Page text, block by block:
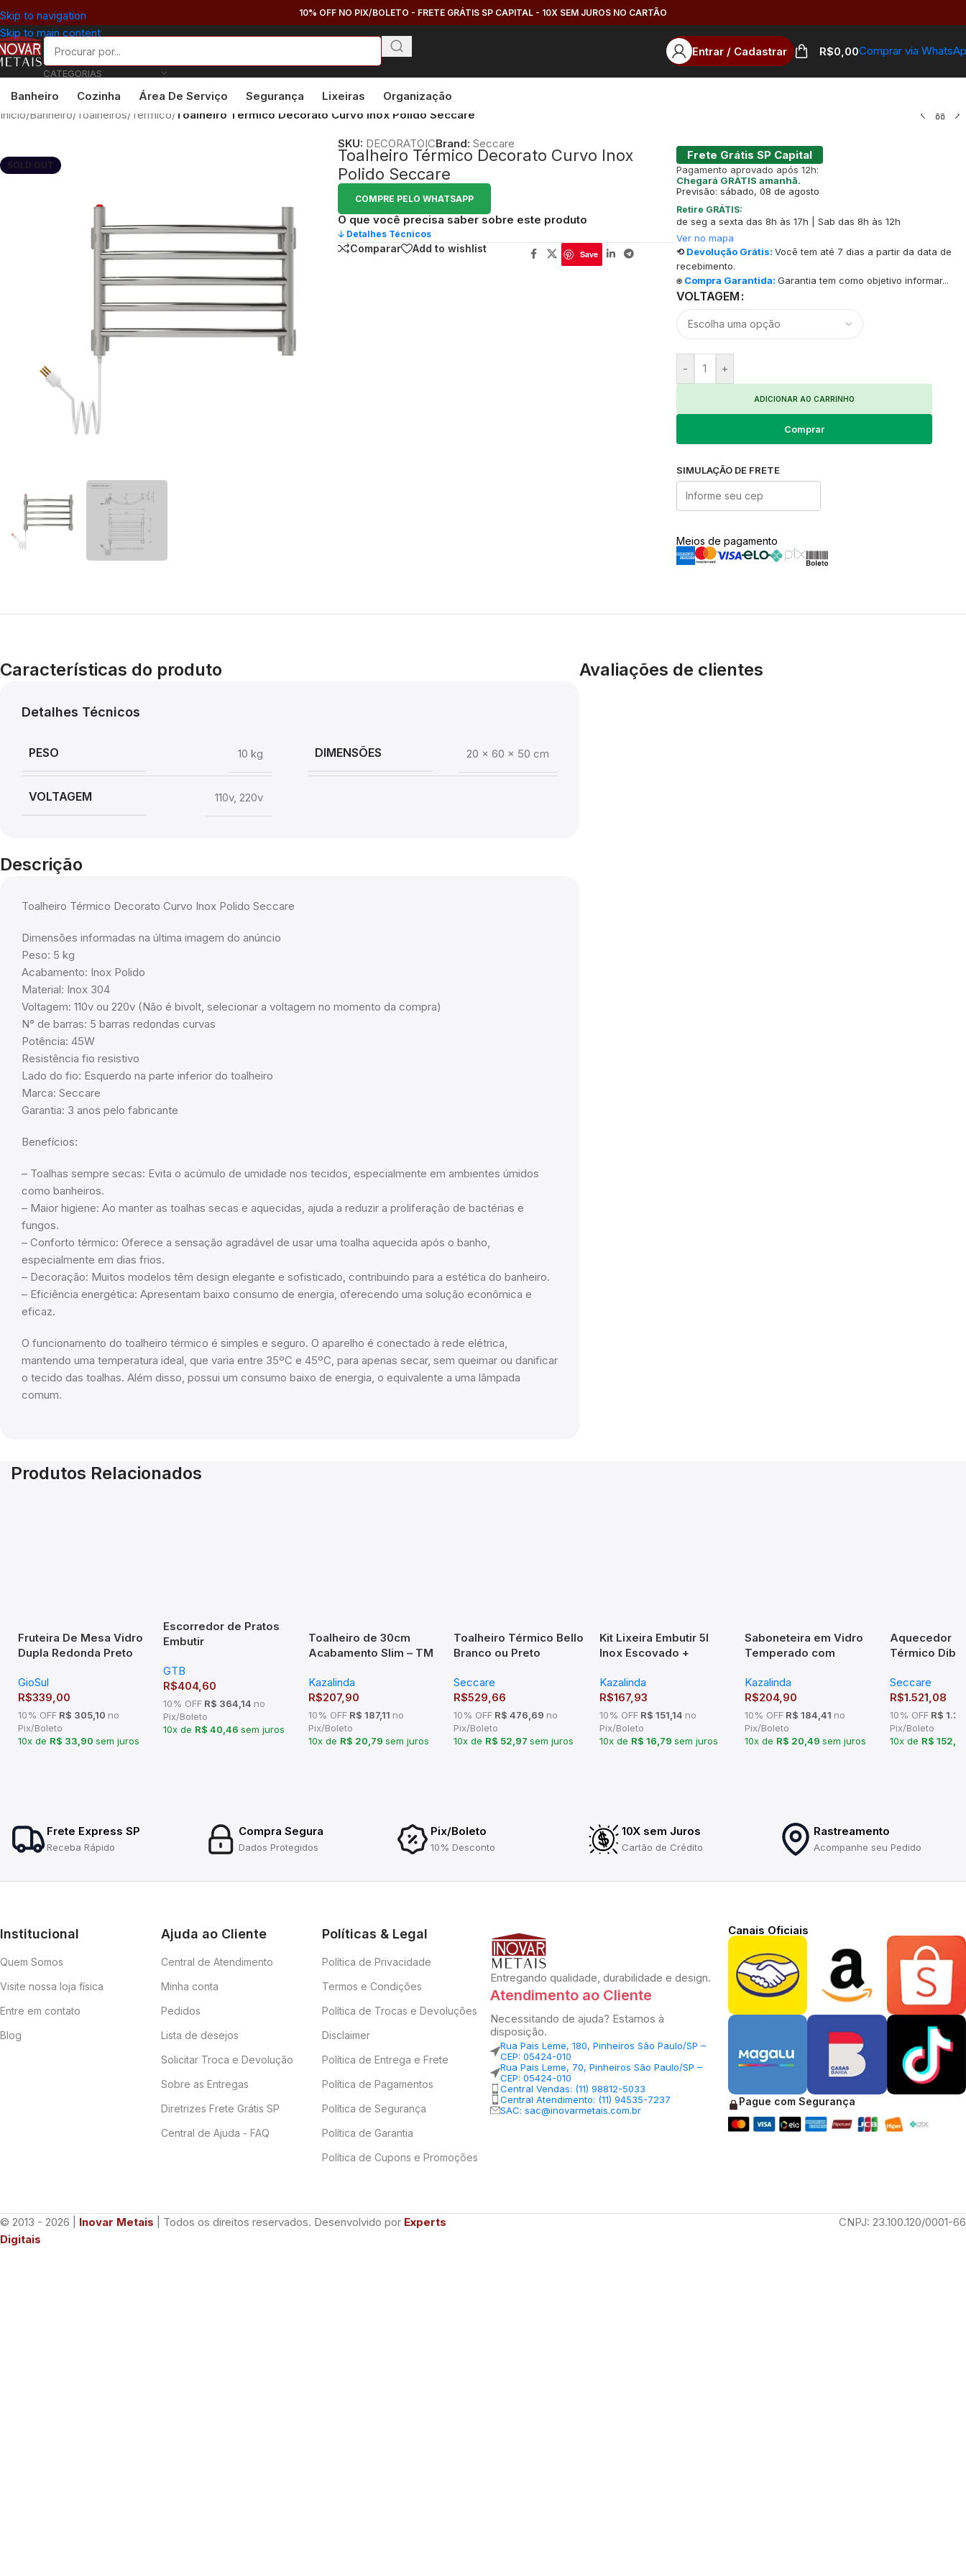
Skip to navigation
Skip to main content
10% OFF NO PIX/BOLETO - FRETE GRÁTIS SP CAPITAL - 10X SEM JUROS NO CARTÃO
CATEGORIAS
Entrar / Cadastrar R$0,00Comprar via
Banheiro Cozinha Área De Serviço Segurança Lixeiras
Organização
Início/Banheiro/ Toalheiros/ Térmico/ Toalheiro Térmico Decorato Curvo Inox Polido Seccare
SOLD OUT
SKU: DECORATOICBrand:Seccare
Toalheiro Térmico Decorato Curvo Inox
Polido Seccare
COMPRE PELO WHATSAPP
O que você precisa saber sobre este produto
🡣 Detalhes Técnicos
Comparar Add to wishlist Save
Frete Grátis SP Capital
Pagamento aprovado após 12h:
Chegará GRÁTIS amanhã.
Previsão: sábado, 08 de agosto
Retire GRÁTIS:
de seg a sexta das 8h às 17h | Sab das 8h às 12h
Ver no mapa
⟲ Devolução Grátis: Você tem até 7 dias a partir da data de
recebimento.
⍟ Compra Garantida: Garantia tem como objetivo informar...
VOLTAGEM
- +
ADICIONAR AO CARRINHO
Comprar
SIMULAÇÃO DE FRETE
Meios de pagamento
Características do produto
Detalhes Técnicos
PESO 10 kg DIMENSÕES 20 × 60 × 50 cm
VOLTAGEM 110v, 220v
Descrição
Toalheiro Térmico Decorato Curvo Inox Polido Seccare
Dimensões informadas na última imagem do anúncio
Peso: 5 kg
Acabamento: Inox Polido
Material: Inox 304
Voltagem: 110v ou 220v (Não é bivolt, selecionar a voltagem no momento da compra)
N° de barras: 5 barras redondas curvas
Potência: 45W
Resistência fio resistivo
Lado do fio: Esquerdo na parte inferior do toalheiro
Marca: Seccare
Garantia: 3 anos pelo fabricante
Benefícios:
– Toalhas sempre secas: Evita o acúmulo de umidade nos tecidos, especialmente em ambientes úmidos
como banheiros.
– Maior higiene: Ao manter as toalhas secas e aquecidas, ajuda a reduzir a proliferação de bactérias e
fungos.
– Conforto térmico: Oferece a sensação agradável de usar uma toalha aquecida após o banho,
especialmente em dias frios.
– Decoração: Muitos modelos têm design elegante e sofisticado, contribuindo para a estética do banheiro.
– Eficiência energética: Apresentam baixo consumo de energia, oferecendo uma solução econômica e
eficaz.
O funcionamento do toalheiro térmico é simples e seguro. O aparelho é conectado à rede elétrica,
mantendo uma temperatura ideal, que varia entre 35ºC e 45ºC, para apenas secar, sem queimar ou danificar
o tecido das toalhas. Além disso, possui um consumo baixo de energia, o equivalente a uma lâmpada
comum.
Avaliações de clientes
Produtos Relacionados
Fruteira De Mesa Vidro
Dupla Redonda Preto
GioSul
R$339,00
10% OFF R$ 305,10 no
Pix/Boleto
10x de R$ 33,90 sem juros
Escorredor de Pratos
Embutir
600mm Inox
GTB
R$404,60
10% OFF R$ 364,14 no
Pix/Boleto
10x de R$ 40,46sem juros
Toalheiro de 30cm
Acabamento Slim – TM
Kazalinda
R$207,90
10% OFF R$ 187,11 no
Pix/Boleto
10x de R$ 20,79sem juros
Toalheiro Térmico Bello
Branco ou Preto
Seccare
R$529,66
10% OFF R$ 476,69 no
Pix/Boleto
10x de R$ 52,97sem juros
Kit Lixeira Embutir 5l
Inox Escovado +
Kazalinda
R$167,93
10% OFFR$ 151,14 no
Pix/Boleto
10x de R$ 16,79 sem juros
Saboneteira em Vidro
Temperado com
em Latão – TM 176801
Kazalinda
R$204,90
10% OFFR$ 184,41 no
Pix/Boleto
10x de R$ 20,49 sem juros
Aquecedor
Térmico
Seccare
R$1.521,08
10% OFFR$
Pix/Boleto
10x de R$ 152,11
Frete Express SP
Receba Rápido
Compra Segura
Dados Protegidos
Pix/Boleto
10% Desconto
10X sem Juros
Cartão de Crédito
Rastreamento
Acompanhe seu Pedido
Institucional
Quem Somos
Visite nossa loja física
Entre em contato
Blog
Ajuda ao Cliente
Central de Atendimento
Minha conta
Pedidos
Lista de desejos
Solicitar Troca e Devolução
Sobre as Entregas
Diretrizes Frete Grátis SP
Central de Ajuda - FAQ
Políticas & Legal
Política de Privacidade
Termos e Condições
Política de Trocas e Devoluções
Disclaimer
Política de Entrega e Frete
Política de Pagamentos
Política de Segurança
Política de Garantia
Política de Cupons e Promoções
Entregando qualidade, durabilidade e design.
Atendimento ao Cliente
Necessitando de ajuda? Estamos à
disposição.
Rua Pais Leme, 180, Pinheiros São Paulo/SP –
CEP: 05424-010
Rua Pais Leme, 70, Pinheiros São Paulo/SP –
CEP: 05424-010
Central Vendas: (11) 98812-5033
Central Atendimento: (11) 94535-7237
SAC: sac@inovarmetais.com.br
Canais Oficiais
Pague com Segurança
© 2013 - 2026 | Inovar Metais | Todos os direitos reservados. Desenvolvido por Experts
Digitais
CNPJ: 23.100.120/0001-66